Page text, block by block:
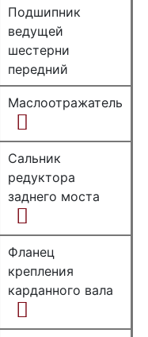
Подшипник
ведущей
шестерни
передний
Маслоотражатель
Сальник
редуктора
заднего моста
Фланец
крепления
карданного вала